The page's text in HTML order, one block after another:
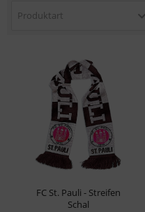
Produktart
FC St. Pauli - Streifen
Schal